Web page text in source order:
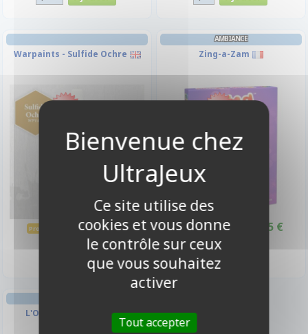
Warpaints - Sulfide Ochre
Promo -11% 3,25 € 2,90 €
Disponible
AMBIANCE
Zing-a-Zam
Promo -10% 11,00 € 9,95 €
L'OberJeux - Eau 50cl
Ce site utilise des
cookies et vous donne
le contrôle sur ceux
que vous souhaitez
activer
Tout accepter